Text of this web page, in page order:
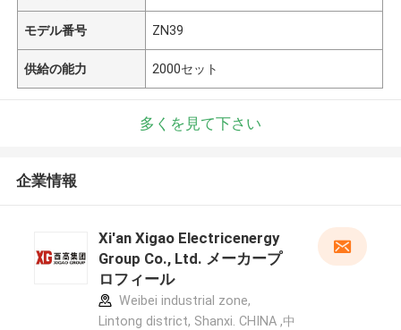
モデル番号 ZN39
供給の能力 2000セット
多くを見て下さい
企業情報
Xi'an Xigao Electricenergy
Group Co., Ltd. メーカープ
ロフィール
Weibei industrial zone,
Lintong district, Shanxi. CHINA ,中